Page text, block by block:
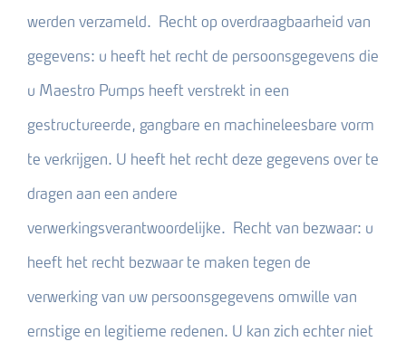
werden verzameld. Recht op overdraagbaarheid van
gegevens: u heeft het recht de persoonsgegevens die
u Maestro Pumps heeft verstrekt in een
gestructureerde, gangbare en machineleesbare vorm
te verkrijgen. U heeft het recht deze gegevens over te
dragen aan een andere
verwerkingsverantwoordelijke. Recht van bezwaar: u
heeft het recht bezwaar te maken tegen de
verwerking van uw persoonsgegevens omwille van
ernstige en legitieme redenen. U kan zich echter niet